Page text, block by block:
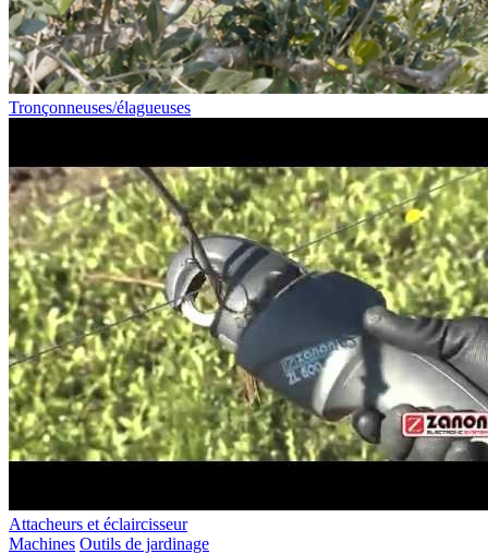
Tronçonneuses/élagueuses
Attacheurs et éclaircisseur
Machines Outils de jardinage